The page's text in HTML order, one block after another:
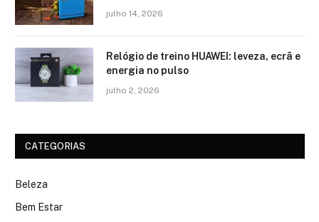
julho 14, 2026
Relógio de treino​ HUAWEI: leveza, ecrã e
energia no pulso
julho 2, 2026
CATEGORIAS
Beleza
Bem Estar